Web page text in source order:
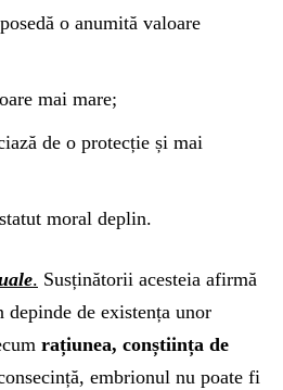
o anumită valoare
mai mare;
de o protecție și mai
moral deplin.
. Susținătorii acesteia afirmă
de existența unor
rațiunea, conștiința de
embrionul nu poate fi